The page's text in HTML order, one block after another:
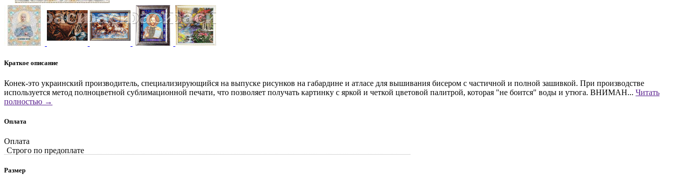
Краткое описание
Конек-это украинский производитель, специализирующийся на выпуске рисунков на габардине и атласе для вышивания бисером с частичной и полной зашивкой. При производстве
используется метод полноцветной сублимационной печати, что позволяет получать картинку с яркой и четкой цветовой палитрой, которая "не боится" воды и утюга. ВНИМАН... Читать
полностью →
Оплата
Оплата
Строго по предоплате
Размер